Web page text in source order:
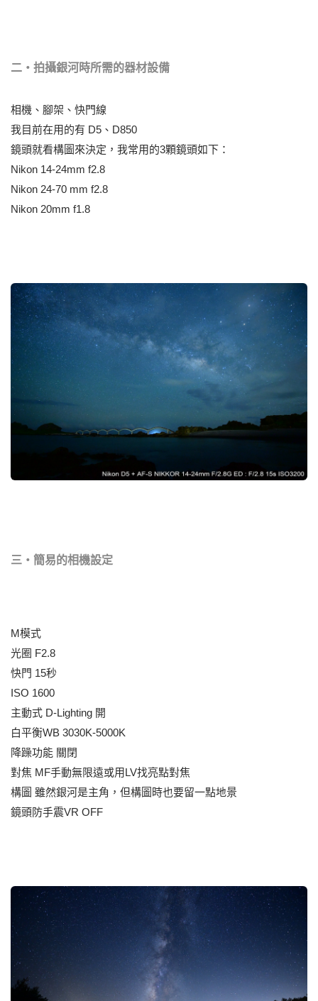
二‧拍攝銀河時所需的器材設備
相機、腳架、快門線
我目前在用的有 D5、D850
鏡頭就看構圖來決定，我常用的3顆鏡頭如下：
Nikon 14-24mm f2.8
Nikon 24-70 mm f2.8
Nikon 20mm f1.8
三‧簡易的相機設定
M模式
光圈 F2.8
快門 15秒
ISO 1600
主動式 D-Lighting 開
白平衡WB 3030K-5000K
降躁功能 關閉
對焦 MF手動無限遠或用LV找亮點對焦
構圖 雖然銀河是主角，但構圖時也要留一點地景
鏡頭防手震VR OFF